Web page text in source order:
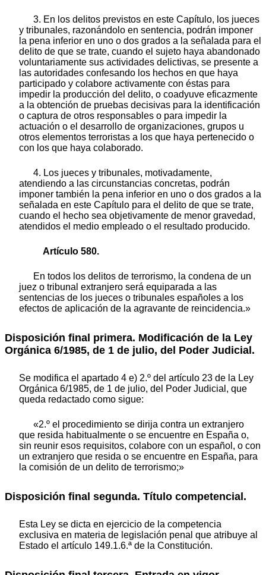
3. En los delitos previstos en este Capítulo, los jueces
y tribunales, razonándolo en sentencia, podrán imponer
la pena inferior en uno o dos grados a la señalada para el
delito de que se trate, cuando el sujeto haya abandonado
voluntariamente sus actividades delictivas, se presente a
las autoridades confesando los hechos en que haya
participado y colabore activamente con éstas para
impedir la producción del delito, o coadyuve eficazmente
a la obtención de pruebas decisivas para la identificación
o captura de otros responsables o para impedir la
actuación o el desarrollo de organizaciones, grupos u
otros elementos terroristas a los que haya pertenecido o
con los que haya colaborado.
4. Los jueces y tribunales, motivadamente,
atendiendo a las circunstancias concretas, podrán
imponer también la pena inferior en uno o dos grados a la
señalada en este Capítulo para el delito de que se trate,
cuando el hecho sea objetivamente de menor gravedad,
atendidos el medio empleado o el resultado producido.
Artículo 580.
En todos los delitos de terrorismo, la condena de un
juez o tribunal extranjero será equiparada a las
sentencias de los jueces o tribunales españoles a los
efectos de aplicación de la agravante de reincidencia.»
Disposición final primera. Modificación de la Ley
Orgánica 6/1985, de 1 de julio, del Poder Judicial.
Se modifica el apartado 4 e) 2.º del artículo 23 de la Ley
Orgánica 6/1985, de 1 de julio, del Poder Judicial, que
queda redactado como sigue:
«2.º el procedimiento se dirija contra un extranjero
que resida habitualmente o se encuentre en España o,
sin reunir esos requisitos, colabore con un español, o con
un extranjero que resida o se encuentre en España, para
la comisión de un delito de terrorismo;»
Disposición final segunda. Título competencial.
Esta Ley se dicta en ejercicio de la competencia
exclusiva en materia de legislación penal que atribuye al
Estado el artículo 149.1.6.ª de la Constitución.